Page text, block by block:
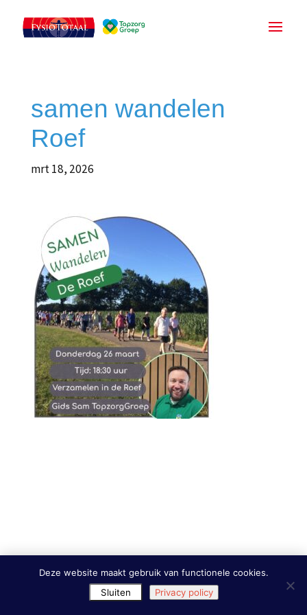
samen wandelen
Roef
mrt 18, 2026
Deze website maakt gebruik van functionele cookies.
Sluiten
Privacy policy